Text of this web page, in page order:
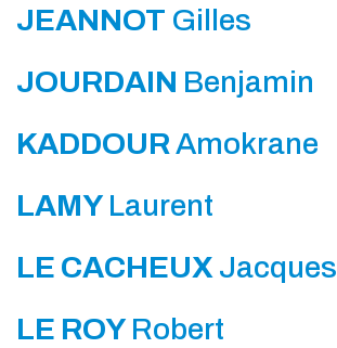
JEANNOT Gilles
JOURDAIN Benjamin
KADDOURAmokrane
LAMYLaurent
LE CACHEUXJacques
LE ROYRobert